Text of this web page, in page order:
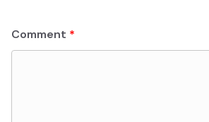
Comment *